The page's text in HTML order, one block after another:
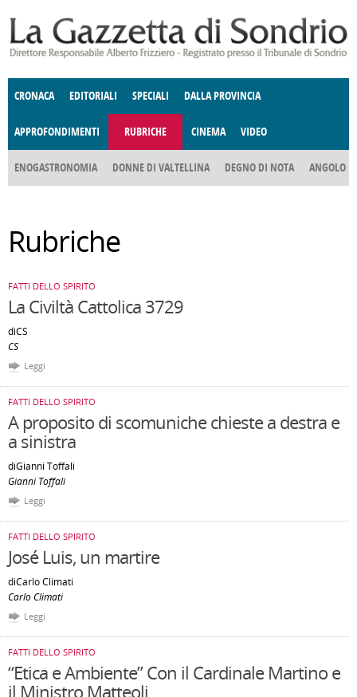
CRONACA EDITORIALI SPECIALI DALLA PROVINCIA
APPROFONDIMENTI
SOCIETÀ COSTUME ECONOMIA GIUSTIZIA TERRITORIO CULTURA
RUBRICHE
ENOGASTRONOMIA DONNE DI VALTELLINA DEGNO DI NOTA ANGOLO
CINEMA VIDEO
Rubriche
FATTI DELLO SPIRITO
La Civiltà Cattolica 3729
diCS
CS
Leggi
FATTI DELLO SPIRITO
A proposito di scomuniche chieste a destra e
a sinistra
diGianni Toffali
Gianni Toffali
Leggi
FATTI DELLO SPIRITO
José Luis, un martire
diCarlo Climati
Carlo Climati
Leggi
FATTI DELLO SPIRITO
“Etica e Ambiente” Con il Cardinale Martino e
il Ministro Matteoli